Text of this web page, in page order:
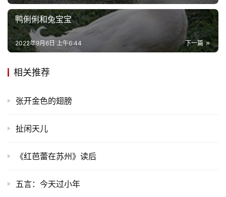
首
页
文
活
情
游
鸭俐俐和兔宝宝
下一篇
2022年9月6日 上午6:44
相关推荐
张开金色的翅膀
扯闲天儿
《红芭蕾在苏州》读后
五言：今天过小年